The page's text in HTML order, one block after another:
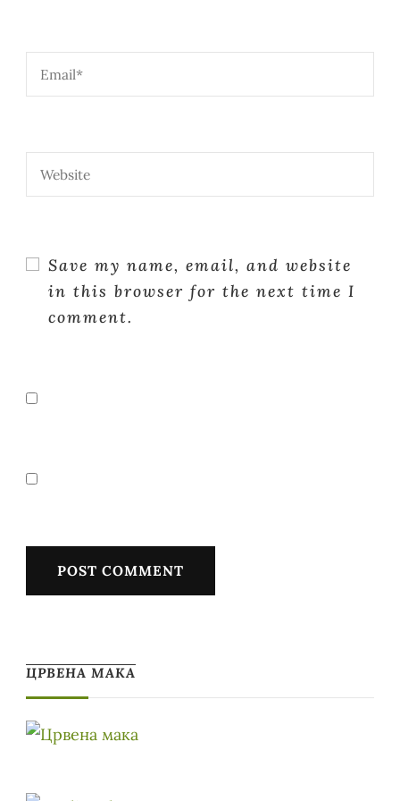
Save my name, email, and website
in this browser for the next time I
comment.
ЦРВЕНА МАКА